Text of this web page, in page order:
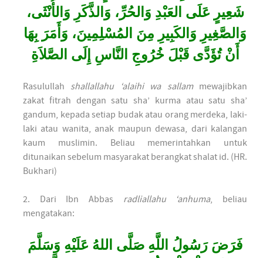
شَعِيرٍ عَلَى العَبْدِ وَالحُرِّ، وَالذَّكَرِ وَالأُنْثَى،
وَالصَّغِيرِ وَالكَبِيرِ مِنَ المُسْلِمِينَ، وَأَمَرَ بِهَا
أَنْ تُؤَدَّى قَبْلَ خُرُوجِ النَّاسِ إِلَى الصَّلاَةِ
Rasulullah shallallahu ‘alaihi wa sallammewajibkan
zakat fitrah dengan satu sha’ kurma atau satu sha’
gandum, kepada setiap budak atau orang merdeka, laki-
laki atau wanita, anak maupun dewasa, dari kalangan
kaum muslimin. Beliau memerintahkan untuk
ditunaikan sebelum masyarakat berangkat shalat id. (HR.
Bukhari)
2. Dari Ibn Abbas radliallahu ‘anhuma, beliau
mengatakan:
فَرَضَ رَسُولُ اللَّهِ صَلَّى اللهُ عَلَيْهِ وَسَلَّمَ